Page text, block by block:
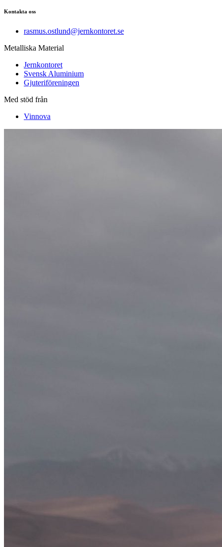
Kontakta oss
rasmus.ostlund@jernkontoret.se
Metalliska Material
Jernkontoret
Svensk Aluminium
Gjuteriföreningen
Med stöd från
Vinnova